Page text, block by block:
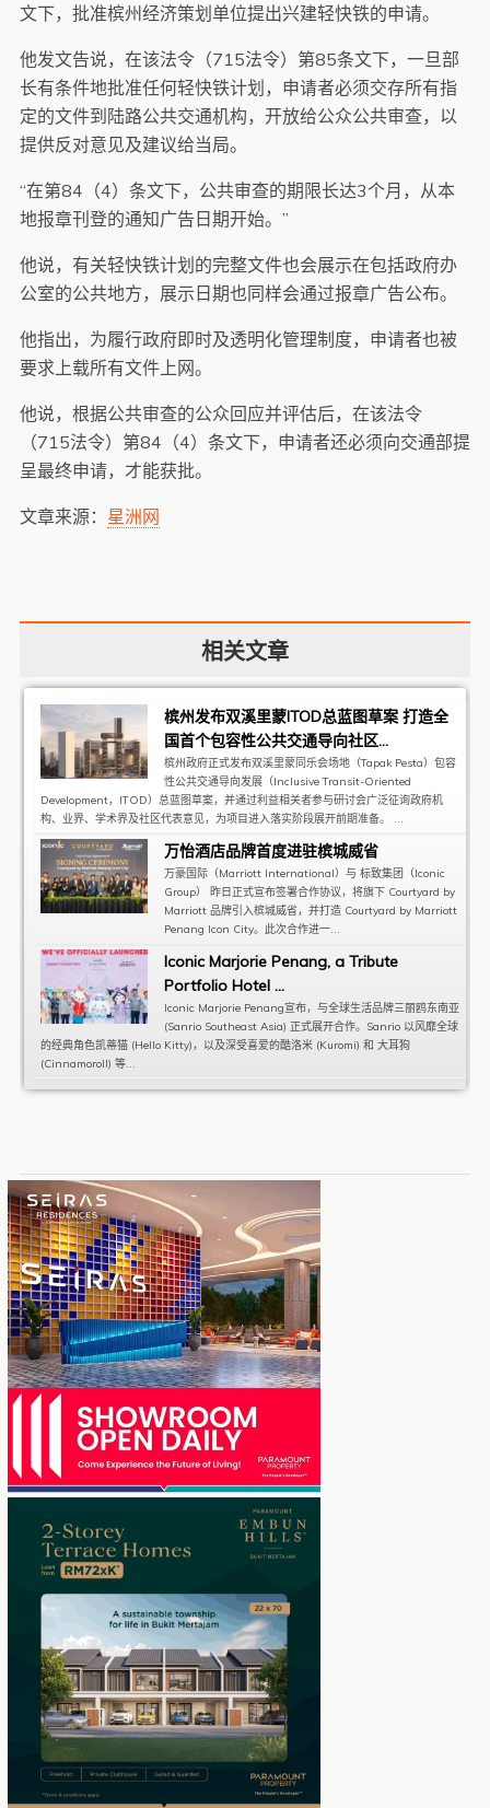
文下，批准槟州经济策划单位提出兴建轻快铁的申请。
他发文告说，在该法令（715法令）第85条文下，一旦部
长有条件地批准任何轻快铁计划，申请者必须交存所有指
定的文件到陆路公共交通机构，开放给公众公共审查，以
提供反对意见及建议给当局。
“在第84（4）条文下，公共审查的期限长达3个月，从本
地报章刊登的通知广告日期开始。”
他说，有关轻快铁计划的完整文件也会展示在包括政府办
公室的公共地方，展示日期也同样会通过报章广告公布。
他指出，为履行政府即时及透明化管理制度，申请者也被
要求上载所有文件上网。
他说，根据公共审查的公众回应并评估后，在该法令
（715法令）第84（4）条文下，申请者还必须向交通部提
呈最终申请，才能获批。
文章来源： 星洲网
相关文章
槟州发布双溪里蒙ITOD总蓝图草案 打造全
国首个包容性公共交通导向社区...
槟州政府正式发布双溪里蒙同乐会场地（Tapak Pesta）包容
性公共交通导向发展（Inclusive Transit-Oriented
Development，ITOD）总蓝图草案，并通过利益相关者参与研讨会广泛征询政府机
构、业界、学术界及社区代表意见，为项目进入落实阶段展开前期准备。 ...
万怡酒店品牌首度进驻槟城威省
万豪国际（Marriott International）与 标致集团（Iconic
Group） 昨日正式宣布签署合作协议，将旗下 Courtyard by
Marriott 品牌引入槟城威省，并打造 Courtyard by Marriott
Penang Icon City。此次合作进一...
Iconic Marjorie Penang, a Tribute
Portfolio Hotel ...
Iconic Marjorie Penang宣布，与全球生活品牌三丽鸥东南亚
(Sanrio Southeast Asia) 正式展开合作。Sanrio 以风靡全球
的经典角色凯蒂猫 (Hello Kitty)，以及深受喜爱的酷洛米 (Kuromi) 和 大耳狗
(Cinnamoroll) 等...